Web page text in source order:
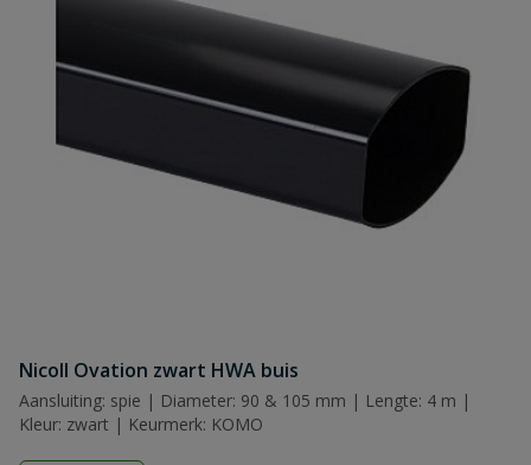
Nicoll Ovation zwart HWA buis
Aansluiting: spie | Diameter: 90 & 105 mm | Lengte: 4 m |
Kleur: zwart | Keurmerk: KOMO